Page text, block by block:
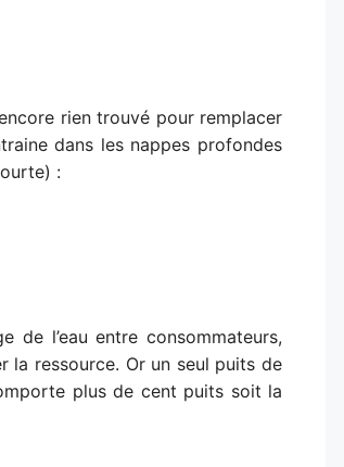
rien trouvé pour remplacer
dans les nappes profondes
:
de l’eau entre consommateurs,
la ressource. Or un seul puits de
plus de cent puits soit la